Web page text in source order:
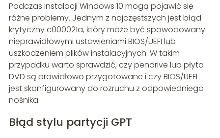
Podczas instalacji Windows 10 mogą pojawić się
różne problemy. Jednym z najczęstszych jest błąd
krytyczny c000021a, który może być spowodowany
nieprawidłowymi ustawieniami BIOS/UEFI lub
uszkodzeniem plików instalacyjnych. W takim
przypadku warto sprawdzić, czy pendrive lub płyta
DVD są prawidłowo przygotowane i czy BIOS/UEFI
jest skonfigurowany do rozruchu z odpowiedniego
nośnika.
Błąd stylu partycji GPT